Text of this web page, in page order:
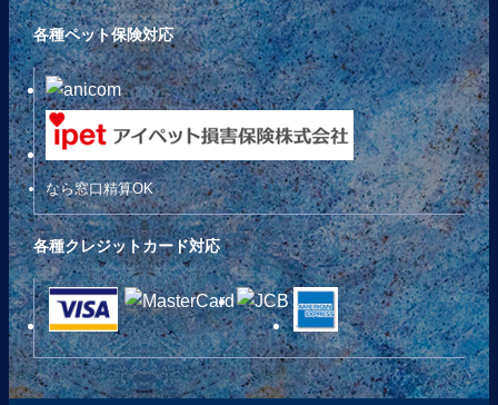
各種ペット保険対応
なら窓口精算OK
各種クレジットカード対応